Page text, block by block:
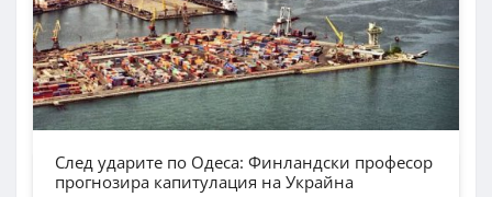
След ударите по Одеса: Финландски професор
прогнозира капитулация на Украйна